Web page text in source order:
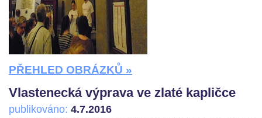
PŘEHLED OBRÁZKŮ »
Vlastenecká výprava ve zlaté kapličce
publikováno: 4.7.2016